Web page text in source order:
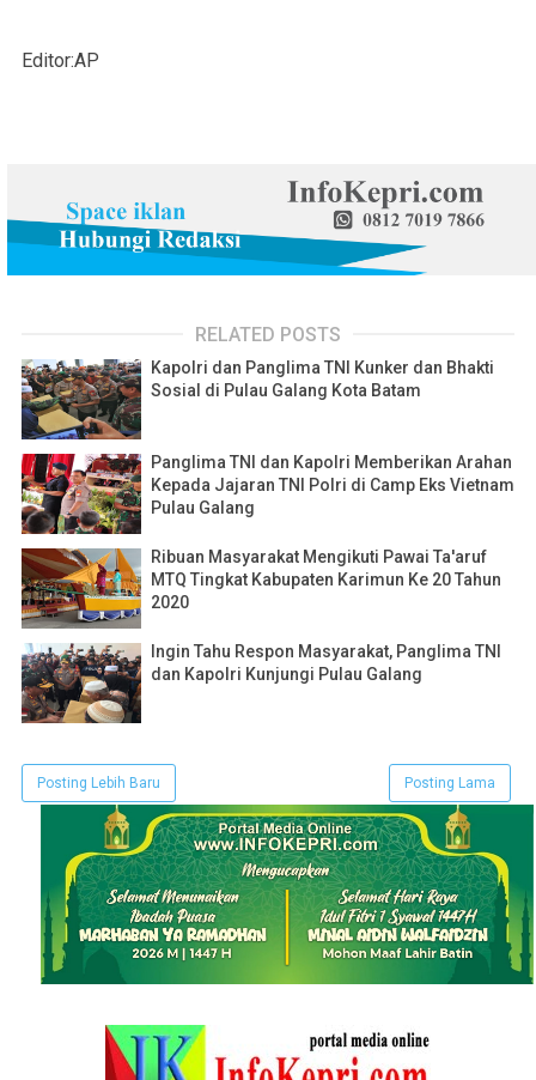
Editor:AP
RELATED POSTS
Kapolri dan Panglima TNI Kunker dan Bhakti
Sosial di Pulau Galang Kota Batam
Panglima TNI dan Kapolri Memberikan Arahan
Kepada Jajaran TNI Polri di Camp Eks Vietnam
Pulau Galang
Ribuan Masyarakat Mengikuti Pawai Ta'aruf
MTQ Tingkat Kabupaten Karimun Ke 20 Tahun
2020
Ingin Tahu Respon Masyarakat, Panglima TNI
dan Kapolri Kunjungi Pulau Galang
Posting Lebih Baru Posting Lama